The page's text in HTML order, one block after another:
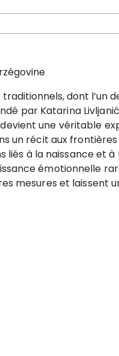
dont l’un
par Katarina
une véritable
un récit aux
à la naissance et
émotionnelle
mesures et laissent